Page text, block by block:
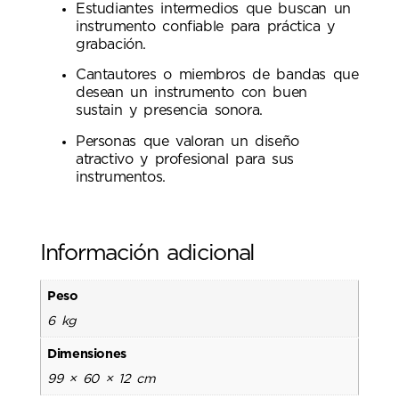
Estudiantes intermedios que buscan un
instrumento confiable para práctica y
grabación.
Cantautores o miembros de bandas que
desean un instrumento con buen
sustain y presencia sonora.
Personas que valoran un diseño
atractivo y profesional para sus
instrumentos.
Información adicional
Peso
6 kg
Dimensiones
99 × 60 × 12 cm